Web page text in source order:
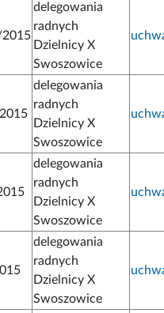
delegowania
radnych
Dzielnicy X
Swoszowice
delegowania
radnych
Dzielnicy X
Swoszowice
delegowania
radnych
Dzielnicy X
Swoszowice
delegowania
radnych
Dzielnicy X
Swoszowice